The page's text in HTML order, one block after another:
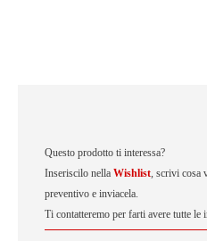
Questo prodotto ti interessa?
Inseriscilo nella Wishlist, scrivi cosa
preventivo e inviacela.
Ti contatteremo per farti avere tutte le